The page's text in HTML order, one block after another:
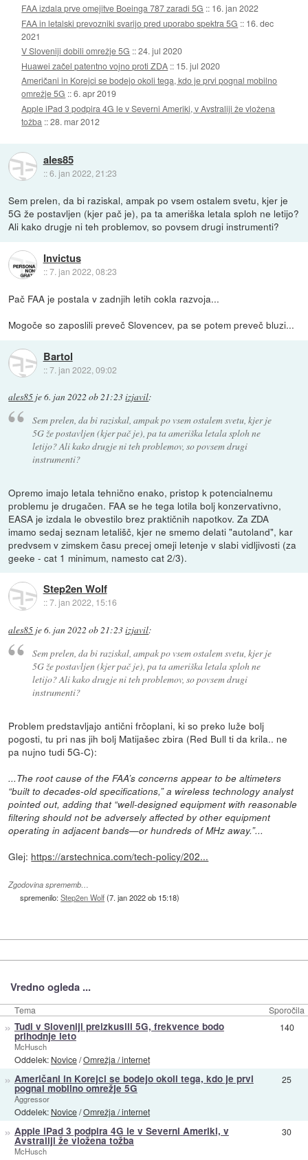
FAA izdala prve omejitve Boeinga 787 zaradi 5G :: 16. jan 2022
FAA in letalski prevozniki svarijo pred uporabo spektra 5G :: 16. dec
2021
V Sloveniji dobili omrežje 5G ::24. jul 2020
Huawei začel patentno vojno proti ZDA :: 15. jul 2020
Američani in Korejci se bodejo okoli tega, kdo je prvi pognal mobilno
omrežje 5G ::6. apr 2019
Apple iPad 3 podpira 4G le v Severni Ameriki, v Avstraliji že vložena
tožba ::28. mar 2012
ales85
::6. jan 2022, 21:23
Sem prelen, da bi raziskal, ampak po vsem ostalem svetu, kjer je
5G že postavljen (kjer pač je), pa ta ameriška letala sploh ne letijo?
Ali kako drugje ni teh problemov, so povsem drugi instrumenti?
Invictus
::7. jan 2022, 08:23
Pač FAA je postala v zadnjih letih cokla razvoja...
Mogoče so zaposlili preveč Slovencev, pa se potem preveč bluzi...
Bartol
::7. jan 2022, 09:02
ales85 je6. jan 2022 ob 21:23izjavil:
Sem prelen, da bi raziskal, ampak po vsem ostalem svetu, kjer je
5G že postavljen (kjer pač je), pa ta ameriška letala sploh ne
letijo? Ali kako drugje ni teh problemov, so povsem drugi
instrumenti?
Opremo imajo letala tehnično enako, pristop k potencialnemu
problemu je drugačen. FAA se he tega lotila bolj konzervativno,
EASA je izdala le obvestilo brez praktičnih napotkov. Za ZDA
imamo sedaj seznam letališč, kjer ne smemo delati "autoland", kar
predvsem v zimskem času precej omeji letenje v slabi vidljivosti (za
geeke - cat 1 minimum, namesto cat 2/3).
Step2en Wolf
::7. jan 2022, 15:16
ales85 je6. jan 2022 ob 21:23izjavil:
Sem prelen, da bi raziskal, ampak po vsem ostalem svetu, kjer je
5G že postavljen (kjer pač je), pa ta ameriška letala sploh ne
letijo? Ali kako drugje ni teh problemov, so povsem drugi
instrumenti?
Problem predstavljajo antični frčoplani, ki so preko luže bolj
pogosti, tu pri nas jih bolj Matijašec zbira (Red Bull ti da krila.. ne
pa nujno tudi 5G-C):
...The root cause of the FAA’s concerns appear to be altimeters
“built to decades-old specifications,” a wireless technology analyst
pointed out, adding that “well-designed equipment with reasonable
filtering should not be adversely affected by other equipment
operating in adjacent bands—or hundreds of MHz away.”...
Glej: https://arstechnica.com/tech-policy/202...
Zgodovina sprememb…
spremenilo:Step2en Wolf(7. jan 2022 ob 15:18)
Vredno ogleda ...
Tema Sporočila
» Tudi v Sloveniji preizkusili 5G, frekvence bodo
prihodnje leto
McHusch
Oddelek: Novice/Omrežja / internet
140
» Američani in Korejci se bodejo okoli tega, kdo je prvi
pognal mobilno omrežje 5G
Aggressor
Oddelek: Novice/Omrežja / internet
25
» Apple iPad 3 podpira 4G le v Severni Ameriki, v
Avstraliji že vložena tožba
McHusch
30